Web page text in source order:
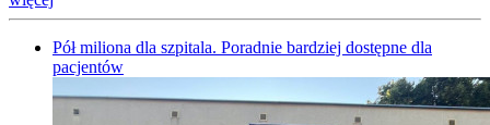
Pół miliona dla szpitala. Poradnie bardziej dostępne dla
pacjentów